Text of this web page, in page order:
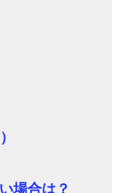
場合は？